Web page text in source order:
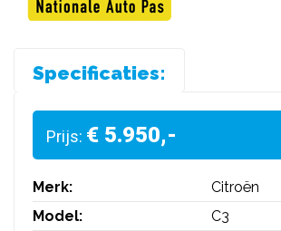
Specificaties:
Prijs: € 5.950,-
Merk:
Citroën
Model:
C3